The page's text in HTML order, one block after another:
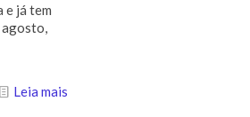
e já tem
agosto,
Leia mais